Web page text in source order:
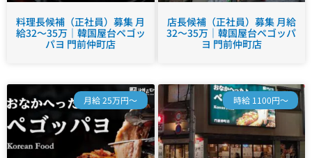
料理長候補（正社員）募集 月
給32～35万｜韓国屋台ペゴッ
パヨ 門前仲町店
店長候補（正社員）募集 月給
32～35万｜韓国屋台ペゴッパ
ヨ 門前仲町店
月給 25万円～ 時給 1100円～